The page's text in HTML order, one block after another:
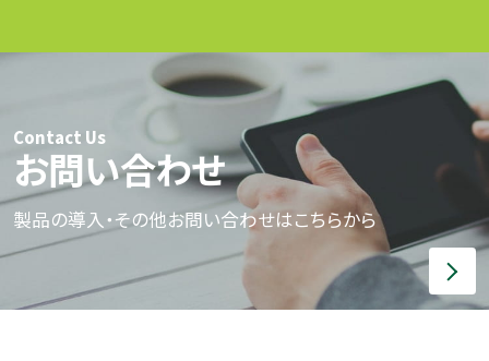
Contact Us
お問い合わせ
製品の導入・その他お問い合わせはこちらから